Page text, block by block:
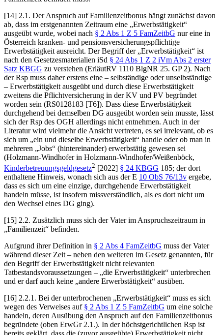
[14] 2.1. Der Anspruch auf Familienzeitbonus hängt zunächst davon
ab, dass im erstgenannten Zeitraum eine „Erwerbstätigkeit“
ausgeübt wurde, wobei nach § 2 Abs 1 Z 5 FamZeitbG nur eine in
Österreich kranken- und pensionsversicherungspflichtige
Erwerbstätigkeit ausreicht. Der Begriff der „Erwerbstätigkeit“ ist
nach den Gesetzesmaterialien iSd § 24 Abs 1 Z 2 iVm Abs 2 erster
Satz KBGG zu verstehen (ErläutRV 1110 BlgNR 25. GP 2). Nach
der Rsp muss daher erstens eine – selbständige oder unselbständige
– Erwerbstätigkeit ausgeübt und durch diese Erwerbstätigkeit
zweitens die Pflichtversicherung in der KV und PV begründet
worden sein (RS0128183 [T6]). Dass diese Erwerbstätigkeit
durchgehend bei demselben DG ausgeübt worden sein musste, lässt
sich der Rsp des OGH allerdings nicht entnehmen. Auch in der
Literatur wird vielmehr die Ansicht vertreten, es sei irrelevant, ob es
sich um „ein und dieselbe Erwerbstätigkeit“ handle oder ob man in
mehreren „Jobs“ (hintereinander) erwerbstätig gewesen sei
(Holzmann-Windhoferin Holzmann-Windhofer/Weißenböck,
Kinderbetreuungsgeldgesetz2 [2022] § 24 KBGG 185; der dort
enthaltene Hinweis, wonach sich aus der E 10 ObS 76/13v ergebe,
dass es sich um eine einzige, durchgehende Erwerbstätigkeit
handeln müsse, ist insofern missverständlich, als es dort nicht um
den Wechsel eines DG ging).
[15] 2.2. Zusätzlich muss sich der Vater im Anspruchszeitraum in
„Familienzeit“ befinden.
Aufgrund ihrer Definition in § 2 Abs 4 FamZeitbG muss der Vater
während dieser Zeit – neben den weiteren im Gesetz genannten, für
den Begriff der Erwerbstätigkeit nicht relevanten
Tatbestandsvoraussetzungen – „die Erwerbstätigkeit“ unterbrechen
und er darf auch keine „andere Erwerbstätigkeit“ ausüben.
[16] 2.2.1. Bei der unterbrochenen „Erwerbstätigkeit“ muss es sich
wegen des Verweises auf § 2 Abs 1 Z 5 FamZeitbG um eine solche
handeln, deren Ausübung den Anspruch auf den Familienzeitbonus
begründete (oben ErwGr 2.1.). In der höchstgerichtlichen Rsp ist